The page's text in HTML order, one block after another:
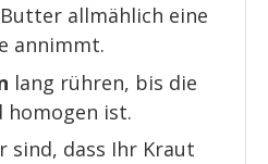
allmählich eine
annimmt.
lang rühren, bis die
ist.
sind, dass Ihr Kraut